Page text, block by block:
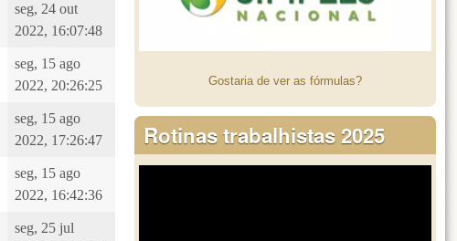
seg, 24 out
2022, 16:07:48
seg, 15 ago
2022, 20:26:25
seg, 15 ago
2022, 17:26:47
seg, 15 ago
2022, 16:42:36
seg, 25 jul
Gostaria de ver as fórmulas?
Rotinas trabalhistas 2025